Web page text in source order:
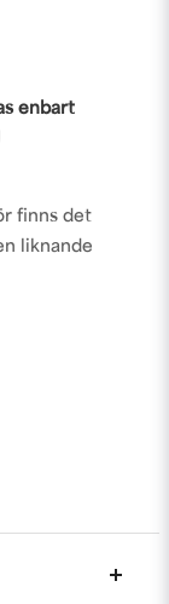
enbart
finns det
liknande